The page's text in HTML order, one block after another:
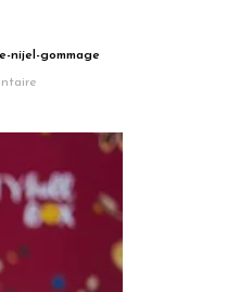
nijel-gommage